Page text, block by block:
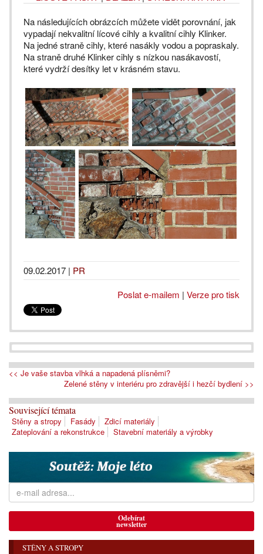
Na následujících obrázcích můžete vidět porovnání, jak
vypadají nekvalitní lícové cihly a kvalitní cihly Klinker.
Na jedné straně cihly, které nasákly vodou a popraskaly.
Na straně druhé Klinker cihly s nízkou nasákavostí,
které vydrží desítky let v krásném stavu.
09.02.2017 | PR
Poslat e-mailem | Verze pro tisk
<< Je vaše stavba vlhká a napadená plísněmi?
Zelené stěny v interiéru pro zdravější i hezčí bydlení >>
Související témata
Stěny a stropy Fasády
Zdicí materiály
Zateplování a rekonstrukce
Stavební materiály a výrobky
Odebírat
newsletter
STĚNY A STROPY